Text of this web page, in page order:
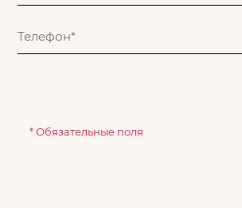
* Обязательные поля